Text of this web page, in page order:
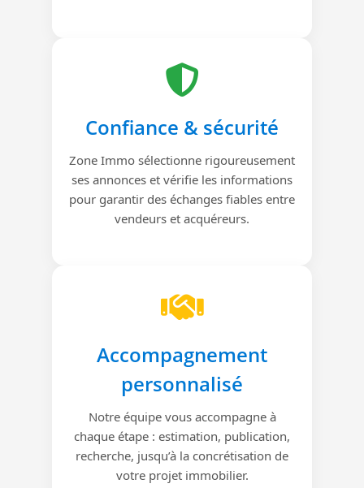
Confiance & sécurité
Zone Immo sélectionne rigoureusement
ses annonces et vérifie les informations
pour garantir des échanges fiables entre
vendeurs et acquéreurs.
Accompagnement
personnalisé
Notre équipe vous accompagne à
chaque étape : estimation, publication,
recherche, jusqu’à la concrétisation de
votre projet immobilier.